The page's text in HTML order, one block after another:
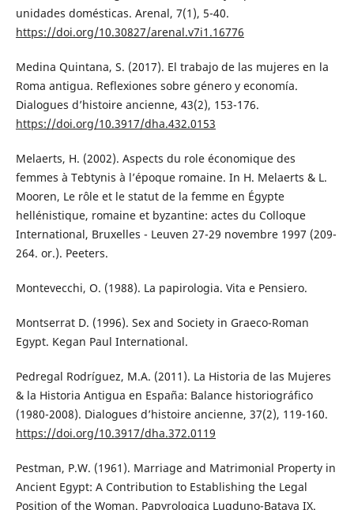
unidades domésticas. Arenal, 7(1), 5-40.
https://doi.org/10.30827/arenal.v7i1.16776
Medina Quintana, S. (2017). El trabajo de las mujeres en la
Roma antigua. Reflexiones sobre género y economía.
Dialogues d’histoire ancienne, 43(2), 153-176.
https://doi.org/10.3917/dha.432.0153
Melaerts, H. (2002). Aspects du role économique des
femmes à Tebtynis à l’époque romaine. In H. Melaerts & L.
Mooren, Le rôle et le statut de la femme en Égypte
hellénistique, romaine et byzantine: actes du Colloque
International, Bruxelles - Leuven 27-29 novembre 1997 (209-
264. or.). Peeters.
Montevecchi, O. (1988). La papirologia. Vita e Pensiero.
Montserrat D. (1996). Sex and Society in Graeco-Roman
Egypt. Kegan Paul International.
Pedregal Rodríguez, M.A. (2011). La Historia de las Mujeres
& la Historia Antigua en España: Balance historiográfico
(1980-2008). Dialogues d’histoire ancienne, 37(2), 119-160.
https://doi.org/10.3917/dha.372.0119
Pestman, P.W. (1961). Marriage and Matrimonial Property in
Ancient Egypt: A Contribution to Establishing the Legal
Position of the Woman. Papyrologica Lugduno-Batava IX.